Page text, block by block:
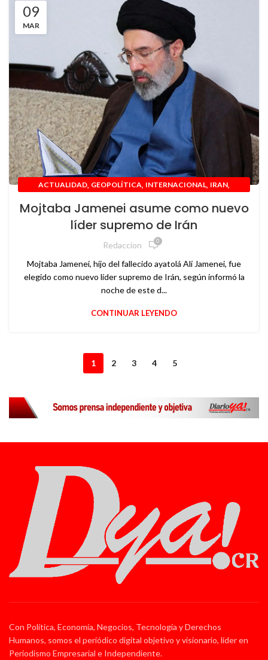
09
MAR
ACTUALIDAD, GEOPOLÍTICA, INTERNACIONAL, IRAN,
Mojtaba Jamenei asume como nuevo
líder supremo de Irán
Redaccion 0
Mojtaba Jamenei, hijo del fallecido ayatolá Alí Jamenei, fue
elegido como nuevo líder supremo de Irán, según informó la
noche de este d...
CONTINUAR LEYENDO
1 2 3 4 5
Con Política, Economía, Negocios, Tecnología y Derechos
Humanos, somos el periódico digital objetivo y visionario, líder en
Periodismo Empresarial e Independiente.